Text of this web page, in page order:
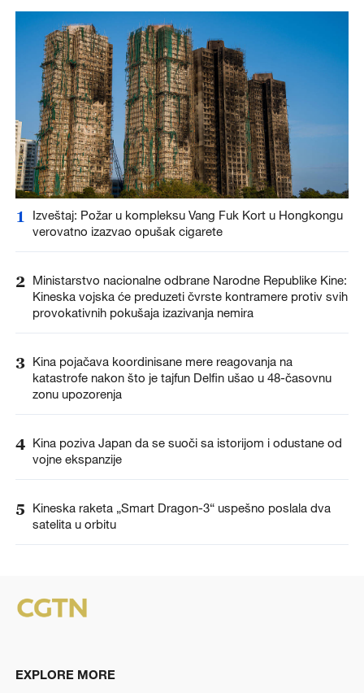
1
Izveštaj: Požar u kompleksu Vang Fuk Kort u Hongkongu
verovatno izazvao opušak cigarete
2 Ministarstvo nacionalne odbrane Narodne Republike Kine:
Kineska vojska će preduzeti čvrste kontramere protiv svih
provokativnih pokušaja izazivanja nemira
3 Kina pojačava koordinisane mere reagovanja na
katastrofe nakon što je tajfun Delfin ušao u 48-časovnu
zonu upozorenja
4 Kina poziva Japan da se suoči sa istorijom i odustane od
vojne ekspanzije
5
Kineska raketa „Smart Dragon-3“ uspešno poslala dva
satelita u orbitu
EXPLORE MORE